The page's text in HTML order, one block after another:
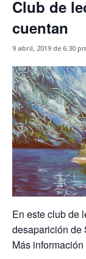
Club de
cuentan
9 abril, 2019 de 6:30
En este club de
desaparición de
Más